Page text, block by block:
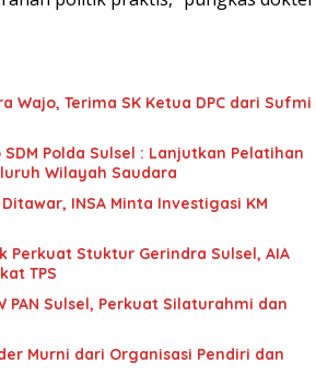
Wajo, Terima SK Ketua DPC dari Sufmi
Polda Sulsel : Lanjutkan Pelatihan
Wilayah Saudara
INSA Minta Investigasi KM
Perkuat Stuktur Gerindra Sulsel, AIA
TPS
PAN Sulsel, Perkuat Silaturahmi dan
Murni dari Organisasi Pendiri dan